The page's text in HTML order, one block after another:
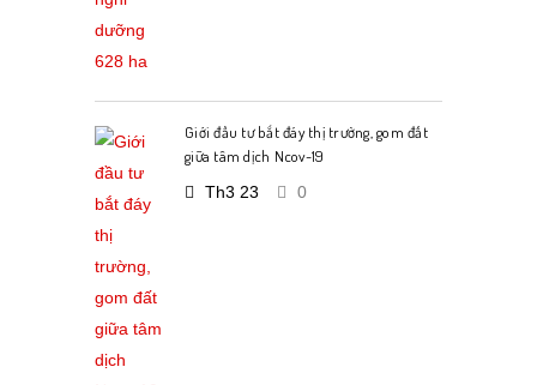
Giới đầu tư bắt đáy thị trường, gom đất
giữa tâm dịch Ncov-19
Th3 23
0